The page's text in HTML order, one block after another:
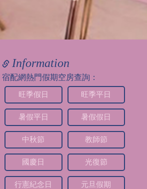
Information
宿配網熱門假期空房查詢：
旺季假日 旺季平日
暑假平日 暑假假日
中秋節 教師節
國慶日 光復節
行憲紀念日 元旦假期